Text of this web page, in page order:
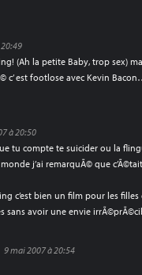
(Ah la petite Baby, trop sex)
c’ est footlose avec Kevin
à 20:50
tu compte te suicider ou la
j’ai remarquÃ© que
c’est bien un film pour les filles
sans avoir une envie
9 mai 2007 à 20:54